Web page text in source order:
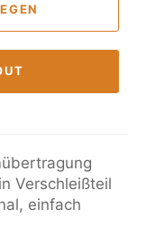
Verschleißteil
einfach